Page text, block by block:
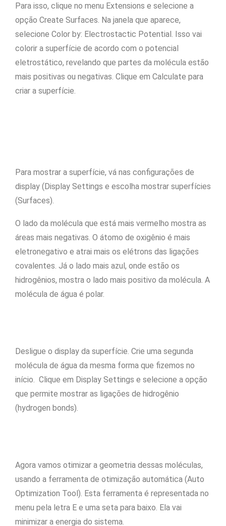
Para isso, clique no menu Extensions e selecione a
opção Create Surfaces. Na janela que aparece,
selecione Color by: Electrostactic Potential. Isso vai
colorir a superfície de acordo com o potencial
eletrostático, revelando que partes da molécula estão
mais positivas ou negativas. Clique em Calculate para
criar a superfície.
Para mostrar a superfície, vá nas configurações de
display (Display Settings e escolha mostrar superfícies
(Surfaces).
O lado da molécula que está mais vermelho mostra as
áreas mais negativas. O átomo de oxigênio é mais
eletronegativo e atrai mais os elétrons das ligações
covalentes. Já o lado mais azul, onde estão os
hidrogênios, mostra o lado mais positivo da molécula. A
molécula de água é polar.
Desligue o display da superfície. Crie uma segunda
molécula de água da mesma forma que fizemos no
início. Clique em Display Settings e selecione a opção
que permite mostrar as ligações de hidrogênio
(hydrogen bonds).
Agora vamos otimizar a geometria dessas moléculas,
usando a ferramenta de otimização automática (Auto
Optimization Tool). Esta ferramenta é representada no
menu pela letra E e uma seta para baixo. Ela vai
minimizar a energia do sistema.